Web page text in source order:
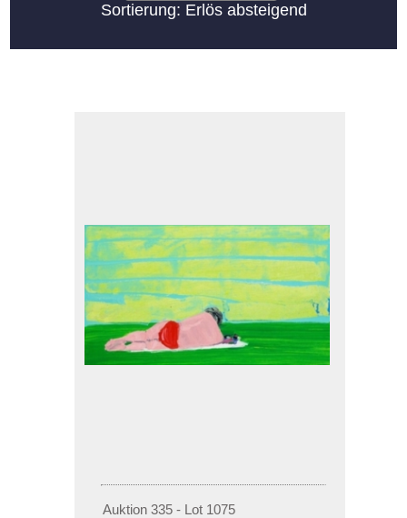
Sortierung: Erlös absteigend
Auktion 335 - Lot 1075